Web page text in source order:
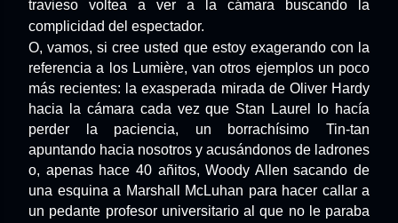
travieso voltea a ver a la cámara buscando la
complicidad del espectador.
O, vamos, si cree usted que estoy exagerando con la
referencia a los Lumière, van otros ejemplos un poco
más recientes: la exasperada mirada de Oliver Hardy
hacia la cámara cada vez que Stan Laurel lo hacía
perder la paciencia, un borrachísimo Tin-tan
apuntando hacia nosotros y acusándonos de ladrones
o, apenas hace 40 añitos, Woody Allen sacando de
una esquina a Marshall McLuhan para hacer callar a
un pedante profesor universitario al que no le paraba